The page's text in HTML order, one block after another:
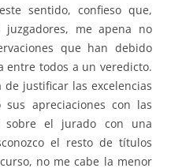
sentido, confieso que,
me apena no
que han debido
entre todos a un veredicto.
justificar las excelencias
apreciaciones con las
sobre el jurado con una
el resto de títulos
no me cabe la menor